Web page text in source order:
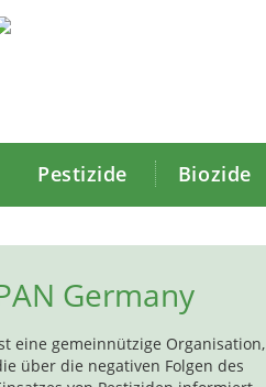
Pestizide Biozide
Germany
eine gemeinnützige Organisation,
über die negativen Folgen des